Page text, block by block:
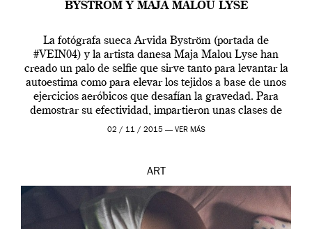
BYSTRÖM Y MAJA MALOU LYSE
La fotógrafa sueca Arvida Byström (portada de
#VEIN04) y la artista danesa Maja Malou Lyse han
creado un palo de selfie que sirve tanto para levantar la
autoestima como para elevar los tejidos a base de unos
ejercicios aeróbicos que desafían la gravedad. Para
demostrar su efectividad, impartieron unas clases de
prueba en el Tate […]
02 / 11 / 2015 — VER MÁS
ART